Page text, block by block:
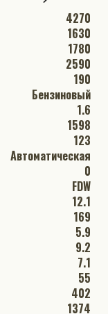
4270
1630
1780
2590
190
Бензиновый
1.6
1598
123
Автоматическая
0
FDW
12.1
169
5.9
9.2
7.1
55
402
1374